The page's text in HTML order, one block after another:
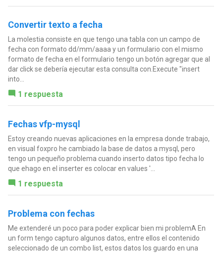
Convertir texto a fecha
La molestia consiste en que tengo una tabla con un campo de
fecha con formato dd/mm/aaaa y un formulario con el mismo
formato de fecha en el formulario tengo un botón agregar que al
dar click se debería ejecutar esta consulta con.Execute "insert
into...
1 respuesta
Fechas vfp-mysql
Estoy creando nuevas aplicaciones en la empresa donde trabajo,
en visual foxpro he cambiado la base de datos a mysql, pero
tengo un pequeño problema cuando inserto datos tipo fecha lo
que ehago en el inserter es colocar en values '...
1 respuesta
Problema con fechas
Me extenderé un poco para poder explicar bien mi problemA En
un form tengo capturo algunos datos, entre ellos el contenido
seleccionado de un combo list, estos datos los guardo en una